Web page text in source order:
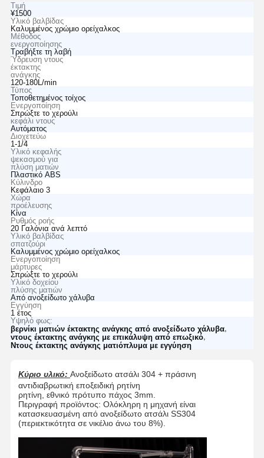
Τιμή
¥1500
Υλικό βαλβίδας
Καλυμμένος χρώμιο ορείχαλκος
Μέθοδος
ενεργοποίησης
Τραβήξτε τη λαβή
Ύδρευση ντους
έκτακτης
ανάγκης
120-180L/min
Τύπος
Τοποθετημένος τοίχος
Ενεργοποίηση
Σπρώξτε το χερούλι
κεφάλι ντους
Αυτόματος
Διοχετεύω
1-1/4
Υλικό κεφαλής
ψεκασμού για
πλύση ματιών
Πλαστικό ABS
Κύλινδρο
Κεφάλαιο 3
Χώρα
προέλευσης
Κίνα
Ρυθμός ροής
20 Γαλόνια ανά λεπτό
Υλικό βαλβίδας
σπατζούρι
Καλυμμένος χρώμιο ορείχαλκος
Ενεργοποίηση
μάρτυρες
Σπρώξτε το χερούλι
Υλικό δοχείου
πλύσης ματιών
Από ανοξείδωτο χάλυβα
Εγγύηση
1 έτος
Υψηλό φως:
βερνίκι ματιών έκτακτης ανάγκης από ανοξείδωτο χάλυβα,
ντους έκτακτης ανάγκης με επικάλυψη από επωξικό,
Ντους έκτακτης ανάγκης ματιόπλυμα με εγγύηση
Κύριο υλικό: Ανοξείδωτο ατσάλι 304 + πράσινη
αντιδιαβρωτική εποξειδική ρητίνη
ρητίνη, εθνικό πρότυπο πάχος 3mm.
Περιγραφή προϊόντος: Ολόκληρη η μηχανή είναι
κατασκευασμένη από ανοξείδωτο ατσάλι SS304
(περιεκτικότητα σε νικέλιο άνω του 8%).